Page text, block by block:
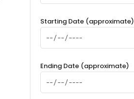
Starting Date (approximate)
Ending Date (approximate)